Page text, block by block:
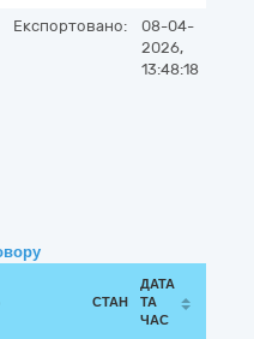
Експортовано:
08-04-
2026,
13:48:18
СТАН
ДАТА
ТА
ЧАС